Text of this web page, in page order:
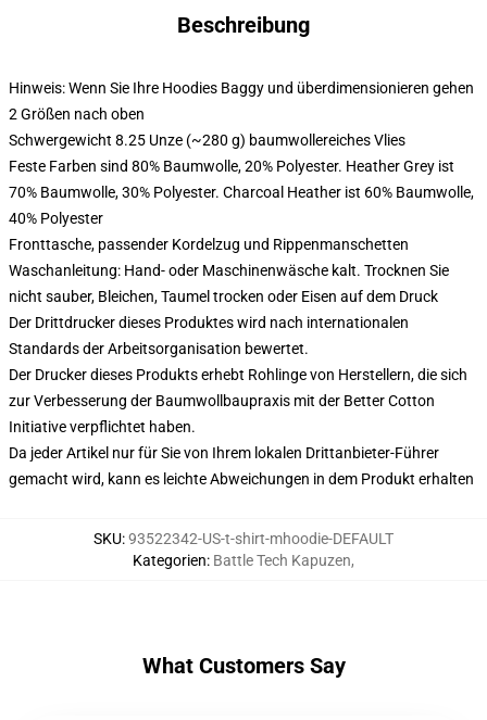
Beschreibung
Hinweis: Wenn Sie Ihre Hoodies Baggy und überdimensionieren gehen
2 Größen nach oben
Schwergewicht 8.25 Unze (~280 g) baumwollereiches Vlies
Feste Farben sind 80% Baumwolle, 20% Polyester. Heather Grey ist
70% Baumwolle, 30% Polyester. Charcoal Heather ist 60% Baumwolle,
40% Polyester
Fronttasche, passender Kordelzug und Rippenmanschetten
Waschanleitung: Hand- oder Maschinenwäsche kalt. Trocknen Sie
nicht sauber, Bleichen, Taumel trocken oder Eisen auf dem Druck
Der Drittdrucker dieses Produktes wird nach internationalen
Standards der Arbeitsorganisation bewertet.
Der Drucker dieses Produkts erhebt Rohlinge von Herstellern, die sich
zur Verbesserung der Baumwollbaupraxis mit der Better Cotton
Initiative verpflichtet haben.
Da jeder Artikel nur für Sie von Ihrem lokalen Drittanbieter-Führer
gemacht wird, kann es leichte Abweichungen in dem Produkt erhalten
SKU:93522342-US-t-shirt-mhoodie-DEFAULT
Kategorien: Battle Tech Kapuzen,
What Customers Say